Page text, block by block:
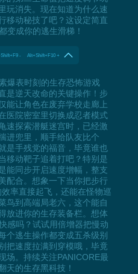
玩消失。现在知道为什么速
移动秘技了吧？这设定简直
变成你的逃生滑梯！
- Alt+Shift+F10 +
爆表时刻的生存恐怖游戏
是逆天改命的关键操作！步
能让角色在废弃学校走廊上
医院密室里切换成忍者模式
速探索潜艇迷宫时，已经激
进兜里，顺手给队友比个
是手残党的福音，毕竟谁也
移动靶子追着打吧？特别是
能同步开启速度增幅，整支
配合。想象一下当你把步行
率直接起飞，还能在怪物巡
鸟到高端局老六，这个能自
放进你的生存装备栏。想体
感吗？试试用倍增器把慢动
个逃生操作都变成五杀级别
把速度拉满到穿模哦，毕竟
场。持续关注PANICORE最
天的生存黑科技！